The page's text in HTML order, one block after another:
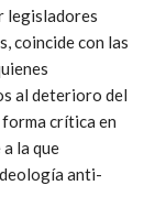
legisladores
coincide con las
al deterioro del
forma crítica en
la que
anti-